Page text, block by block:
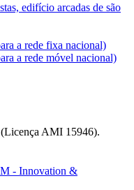
edifício arcadas de são
a rede fixa nacional)
a rede móvel nacional)
(Licença AMI 15946).
- Innovation &